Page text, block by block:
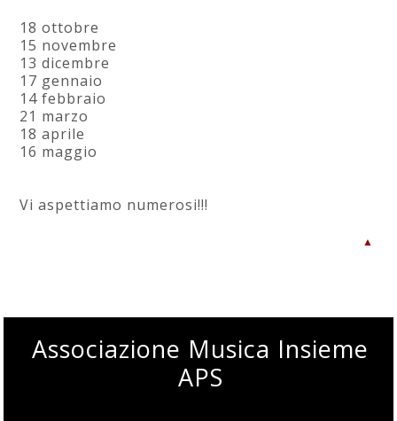
18 ottobre
15 novembre
13 dicembre
17 gennaio
14 febbraio
21 marzo
18 aprile
16 maggio
Vi aspettiamo numerosi!!!
▲
Associazione Musica Insieme
APS